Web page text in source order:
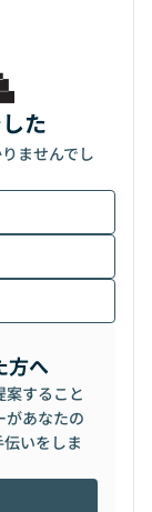
た
ませんでし
方へ
案すること
があなたの
いをしま